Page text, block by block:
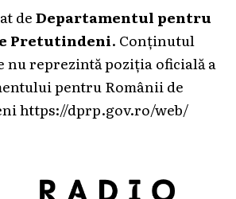
deDepartamentul pentru
Pretutindeni. Conținutul
nu reprezintă poziția oficială a
pentru Românii de
https://dprp.gov.ro/web/